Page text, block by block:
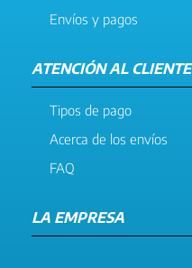
Envíos y pagos
ATENCIÓN AL CLIENTE
Tipos de pago
Acerca de los envíos
FAQ
LA EMPRESA